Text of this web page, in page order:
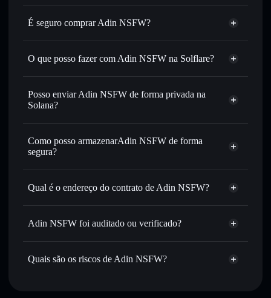
É seguro comprar Adin NSFW?
Adin NSFW não está verificado
O que posso fazer com Adin NSFW na Solflare?
Adin NSFW
Carteira Solflare
Trocar instantaneamente — trocar ADIN por SOL,
USDC ou milhares de outros tokens Solana com
melhor preço disponível
Definir ordens limite— automatizar transações ao teu
preço-alvo para ADIN
Utilizar DCA— investir de forma faseada ao longo do
Enviar de forma privada
publicamente as carteiras usando o Agregador de
volume, capitalização de mercado e liquidez de ADIN
Manter em segurança— guardar ADIN numa carteira
Posso enviar Adin NSFW de forma privada na
Solana?
Agregador de Privacidade
Como posso armazenarAdin NSFW de forma
segura?
Adin NSFW
Agregador de Privacidade
Qual é o endereço do contrato de Adin NSFW?
Adin NSFW
Solflare
Adin NSFW foi auditado ou verificado?
Adin NSFW não está verificado
Quais são os riscos de Adin NSFW?